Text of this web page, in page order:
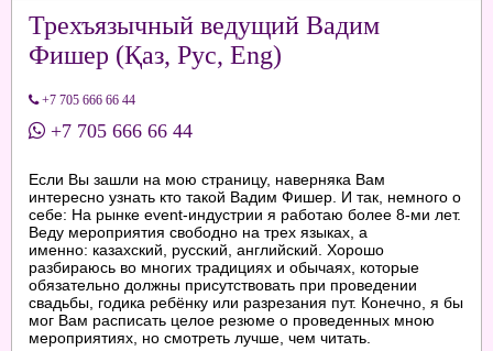
Трехъязычный ведущий Вадим
Фишер (Қаз, Рус, Eng)
+7 705 666 66 44
+7 705 666 66 44
Если Вы зашли на мою страницу, наверняка Вам
интересно узнать кто такой Вадим Фишер. И так, немного о
себе: На рынке event-индустрии я работаю более 8-ми лет.
Веду мероприятия свободно на трех языках, а
именно: казахский, русский, английский. Хорошо
разбираюсь во многих традициях и обычаях, которые
обязательно должны присутствовать при проведении
свадьбы, годика ребёнку или разрезания пут. Конечно, я бы
мог Вам расписать целое резюме о проведенных мною
мероприятиях, но смотреть лучше, чем читать.